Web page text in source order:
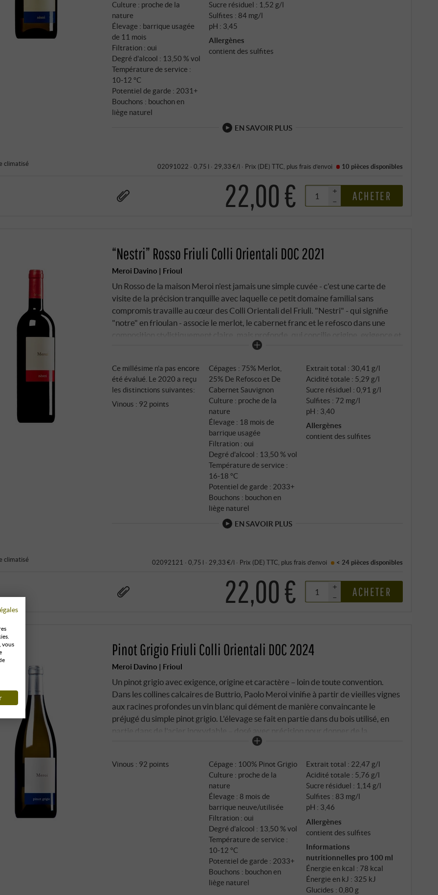
précise. L'élevage sur lies fines confère profondeur et longueur sans masquer la
fraîcheur.
Culture : proche de la
nature
Élevage : barrique usagée
de 11 mois
Filtration : oui
Degré d'alcool : 13,50 % vol
Température de service :
10‑12 °C
Potentiel de garde : 2031+
Bouchons : bouchon en
liège naturel
Sucre résiduel : 1,52 g/l
Sulfites : 84 mg/l
pH : 3,45
Allergènes
contient des sulfites
EN SAVOIR PLUS
climatisé 02091022 · 0,75 l · 29,33 €/l · Prix (DE) TTC , plus frais d’envoi 10 pièces disponibles
22,00 €
+
–
ACHETER
“Nestri” Rosso Friuli Colli Orientali DOC 2021
Meroi Davino | Frioul
Un Rosso de la maison Meroi n'est jamais une simple cuvée - c'est une carte de
visite de la précision tranquille avec laquelle ce petit domaine familial sans
compromis travaille au cœur des Colli Orientali del Friuli. "Nestri" - qui signifie
"notre" en frioulan - associe le merlot, le cabernet franc et le refosco dans une
composition stylistiquement claire, mais profonde, qui concilie origine, exigence et
personnalité. Les vignes poussent sur les sols typiques de Ponca, un mélange de
L'élevage se fait en barriques françaises, mais toujours avec l'objectif de préserver
le fruit et la fraîcheur - pas de bois bruyant, pas de jeu de force placide.
Ce millésime n’a pas encore
été évalué. Le 2020 a reçu
les distinctions suivantes:
Vinous : 92 points
Cépages : 75% Merlot,
25% De Refosco et De
Cabernet Sauvignon
Culture : proche de la
nature
Élevage : 18 mois de
barrique usagée
Filtration : oui
Degré d'alcool : 13,50 % vol
Température de service :
16‑18 °C
Potentiel de garde : 2033+
Bouchons : bouchon en
liège naturel
Extrait total : 30,41 g/l
Acidité totale : 5,29 g/l
Sucre résiduel : 0,91 g/l
Sulfites : 72 mg/l
pH : 3,40
Allergènes
contient des sulfites
EN SAVOIR PLUS
climatisé 02092121 · 0,75 l · 29,33 €/l · Prix (DE) TTC, plus frais d’envoi < 24 pièces disponibles
22,00 €
+
–
ACHETER
Pinot Grigio Friuli Colli Orientali DOC 2024
Meroi Davino | Frioul
Un pinot grigio avec exigence, origine et caractère – loin de toute convention.
Dans les collines calcaires de Buttrio, Paolo Meroi vinifie à partir de vieilles vignes
aux racines profondes un vin blanc qui dément de manière convaincante le
préjugé du simple pinot grigio. L'élevage se fait en partie dans du bois utilisé, en
partie dans de l'acier inoxydable – dosé avec précision pour donner de la
profondeur au cépage sans sacrifier sa fraîcheur.
Vinous : 92 points
Cépage : 100% Pinot Grigio
Culture : proche de la
nature
Élevage : 8 mois de
barrique neuve/utilisée
Filtration : oui
Degré d'alcool : 13,50 % vol
Température de service :
10‑12 °C
Potentiel de garde : 2033+
Bouchons : bouchon en
liège naturel
Extrait total : 22,47 g/l
Acidité totale : 5,76 g/l
Sucre résiduel : 1,14 g/l
Sulfites : 83 mg/l
pH : 3,46
Allergènes
contient des sulfites
Informations
nutritionnelles pro 100 ml
Énergie en kcal : 78 kcal
Énergie en kJ : 325 kJ
Glucides : 0,80 g
vous